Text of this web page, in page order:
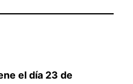
el día 23 de